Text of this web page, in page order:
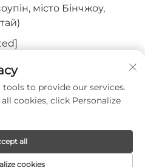
місто Бінчжоу,
by Mepro Medical Co.,Ltd.
to provide our services.
cookies, click Personalize
cookies
all